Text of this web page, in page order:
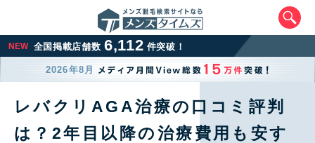
NEW 全国掲載店舗数 6,112 件突破！
2026年8月
レバクリAGA治療の口コミ評判
は？2年目以降の治療費用も安す